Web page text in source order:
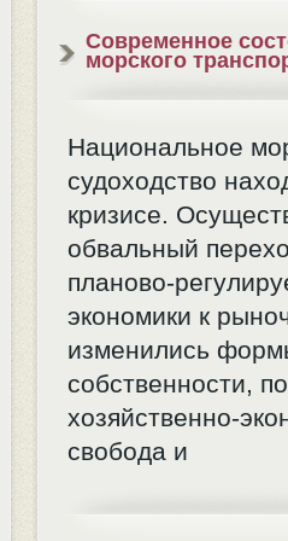
Современное
морского
Национальное
судоходство
кризисе.
обвальный
планово-
экономики к
изменились
собственности,
хозяйственно-
свобода и